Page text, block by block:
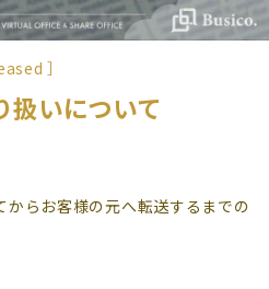
］
扱いについて
らお客様の元へ転送するまでの